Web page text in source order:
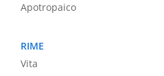
Apotropaico
RIME
Vita